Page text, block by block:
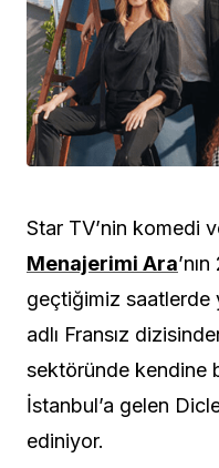
Star TV’nin komedi
Menajerimi Ara
geçtiğimiz saatlerde
adlı Fransız
sektöründe kendine
İstanbul’a gelen
ediniyor.